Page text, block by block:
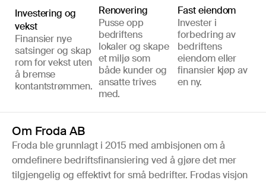
Investering og
vekst
Finansier nye
satsinger og skap
rom for vekst uten
å bremse
kontantstrømmen.
Renovering
Pusse opp
bedriftens
lokaler og skape
et miljø som
både kunder og
ansatte trives
med.
Fast eiendom
Invester i
forbedring av
bedriftens
eiendom eller
finansier kjøp av
en ny.
Om Froda AB
Froda ble grunnlagt i 2015 med ambisjonen om å
omdefinere bedriftsfinansiering ved å gjøre det mer
tilgjengelig og effektivt for små bedrifter. Frodas visjon